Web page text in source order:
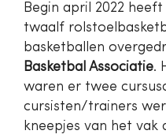
Begin april 2022 heeft
twaalf
basketballen
Basketbal Associatie.
waren er twee
cursisten/trainers
kneepjes van het